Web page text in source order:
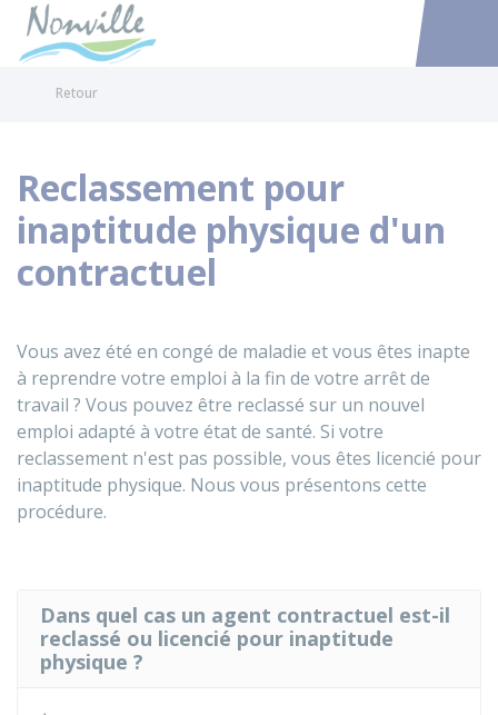
Accéder
Retour
Reclassement pour
inaptitude physique d'un
contractuel
Vous avez été en congé de maladie et vous êtes inapte
à reprendre votre emploi à la fin de votre arrêt de
travail ? Vous pouvez être reclassé sur un nouvel
emploi adapté à votre état de santé. Si votre
reclassement n'est pas possible, vous êtes licencié pour
inaptitude physique. Nous vous présentons cette
procédure.
Dans quel cas un agent contractuel est-il
reclassé ou licencié pour inaptitude
physique ?